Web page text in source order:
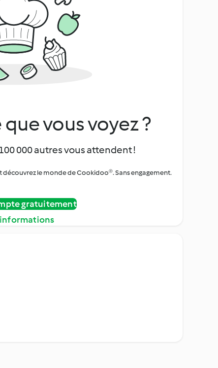
vous voyez ?
000 autres vous attendent !
découvrez le monde de Cookidoo®. Sans engagement.
gratuitement